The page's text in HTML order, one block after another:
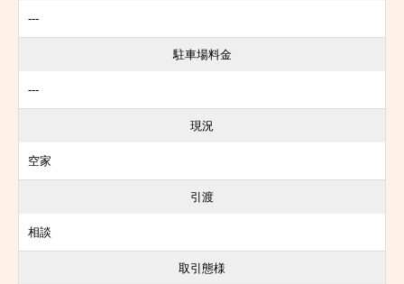
---
駐車場料金
---
現況
空家
引渡
相談
取引態様